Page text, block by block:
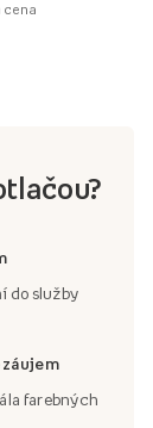
cena
do služby
záujem
farebných